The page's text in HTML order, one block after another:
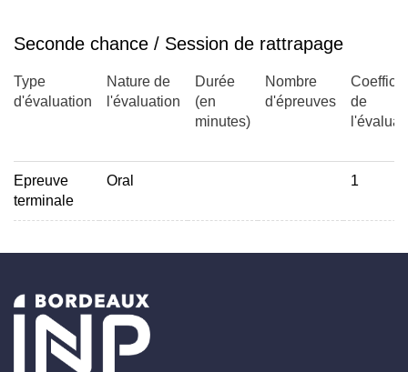
Seconde chance / Session de rattrapage
Type
d'évaluation
Nature de
l'évaluation
Durée
(en
minutes)
Nombre
d'épreuves
de
Epreuve
terminale
Oral 1